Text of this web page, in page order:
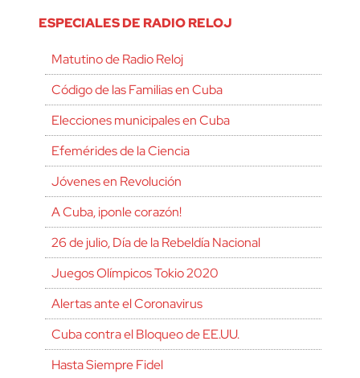
ESPECIALES DE RADIO RELOJ
Matutino de Radio Reloj
Código de las Familias en Cuba
Elecciones municipales en Cuba
Efemérides de la Ciencia
Jóvenes en Revolución
A Cuba, ¡ponle corazón!
26 de julio, Día de la Rebeldía Nacional
Juegos Olímpicos Tokio 2020
Alertas ante el Coronavirus
Cuba contra el Bloqueo de EE.UU.
Hasta Siempre Fidel